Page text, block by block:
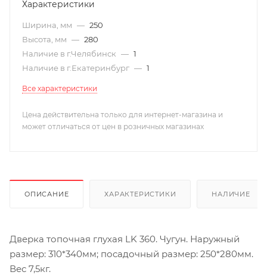
Характеристики
Ширина, мм — 250
Высота, мм — 280
Наличие в г.Челябинск — 1
Наличие в г.Екатеринбург — 1
Все характеристики
Цена действительна только для интернет-магазина и
может отличаться от цен в розничных магазинах
ОПИСАНИЕ ХАРАКТЕРИСТИКИ НАЛИЧИЕ
Дверка топочная глухая LK 360. Чугун. Наружный
размер: 310*340мм; посадочный размер: 250*280мм.
Вес 7,5кг.